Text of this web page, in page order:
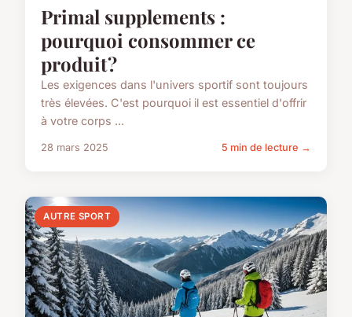
Primal supplements :
pourquoi consommer ce
produit ?
Les exigences dans l'univers sportif sont toujours
très élevées. C'est pourquoi il est essentiel d'offrir
à votre corps ...
28 mars 2025 5 min de lecture →
AUTRE SPORT